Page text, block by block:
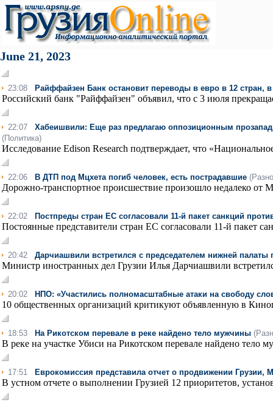
June 21, 2023
23:08 Райффайзен Банк остановит переводы в евро в 12 стран,
Российский банк "Райффайзен" объявил, что с 3 июля
22:07 Хабеишвили: Еще раз предлагаю оппозиционным
(Политика)
Исследование Edison Research подтверждает, что
22:06 В ДТП под Мцхета погиб человек, есть пострадавшие
Дорожно-транспортное происшествие произошло недалеко
22:02 Постпреды стран ЕС согласовали 11-й пакет санкций
Постоянные представители стран ЕС согласовали 11-й пакет
20:42 Дарчиашвили встретился с председателем нижней палаты
Министр иностранных дел Грузии Илья Дарчиашвили
20:02 НПО: «Участились полномасштабные атаки на свободу
10 общественных организаций критикуют объявленную в
18:53 На Рикотском перевале в реке найдено тело мужчины
В реке на участке Убиси на Рикотском перевале найдено
17:51 Еврокомиссия представила отчет о продвижении
В устном отчете о выполнении Грузией 12 приоритетов,